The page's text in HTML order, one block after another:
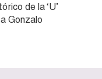
de la ‘U’
Gonzalo